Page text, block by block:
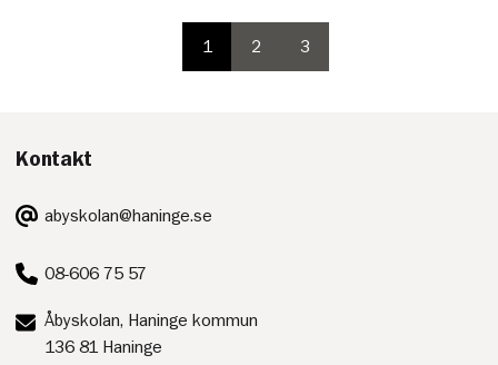
valbar
på
paginering
sida
1
paginering
sida
2
paginering
sida
3
Kontakt
E-
post:
abyskolan@haninge.se
Telefon:
08-606 75 57
Postadress:
Åbyskolan, Haninge kommun
136 81 Haninge